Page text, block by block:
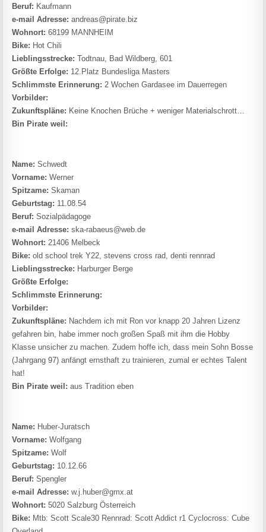
Beruf: Kaufmann
e-mail Adresse: andreas@pirate.biz
Wohnort: 68199 MANNHEIM
Bike: Hot Chili
Lieblingsstrecke: Todtnau, Bad Wildberg, 601
Größte Erfolge: 12.Platz Bundesliga Masters
Schlimmste Erinnerung: 2 Wochen Gardasee im Dauerregen
Vorbilder:
Zukunftspläne: Keine Knochen Brüche + weniger Materialschrott…
Bin Pirate weil:
Name: Schwedt
Vorname:Werner
Spitzame: Skaman
Geburtstag: 11.08.54
Beruf: Sozialpädagoge
e-mail Adresse: ska-rabaeus@web.de
Wohnort: 21406 Melbeck
Bike: old school trek Y22, stevens cross rad, denti rennrad
Lieblingsstrecke: Harburger Berge
Größte Erfolge:
Schlimmste Erinnerung:
Vorbilder:
Zukunftspläne: Nachdem ich mit Ron vor knapp 20 Jahren Lizenz
gefahren bin, habe immer noch großen Spaß mit ihm die Hobby
Klasse unsicher zu machen. Zudem hoffe ich, dass mein Sohn Bosse
(Jahrgang 97) anfängt ernsthaft zu trainieren, zumal er echtes Talent
hat!
Bin Pirate weil: aus Tradition eben
Name: Huber-Juratsch
Vorname:Wolfgang
Spitzame: Wolf
Geburtstag: 10.12.66
Beruf: Spengler
e-mail Adresse: w.j.huber@gmx.at
Wohnort: 5020 Salzburg Österreich
Bike: Mtb: Scott Scale30 Rennrad: Scott Addict r1 Cyclocross: Cube